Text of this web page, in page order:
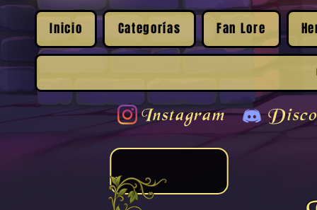
Inicio Categorías Fan Lore
Instagram